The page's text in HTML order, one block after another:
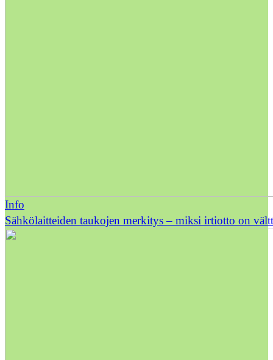
Info
Sähkölaitteiden taukojen merkitys – miksi irtiotto on